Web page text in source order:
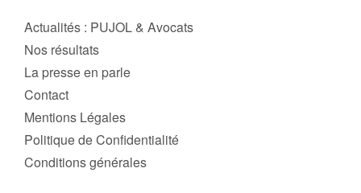
Actualités : PUJOL & Avocats
Nos résultats
La presse en parle
Contact
Mentions Légales
Politique de Confidentialité
Conditions générales